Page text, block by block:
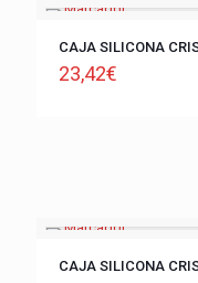
CAJA SILICONA
23,42€
CAJA SILICONA